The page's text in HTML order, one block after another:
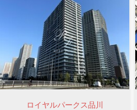
ロイヤルパークス品川